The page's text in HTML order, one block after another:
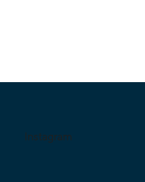
Instagram